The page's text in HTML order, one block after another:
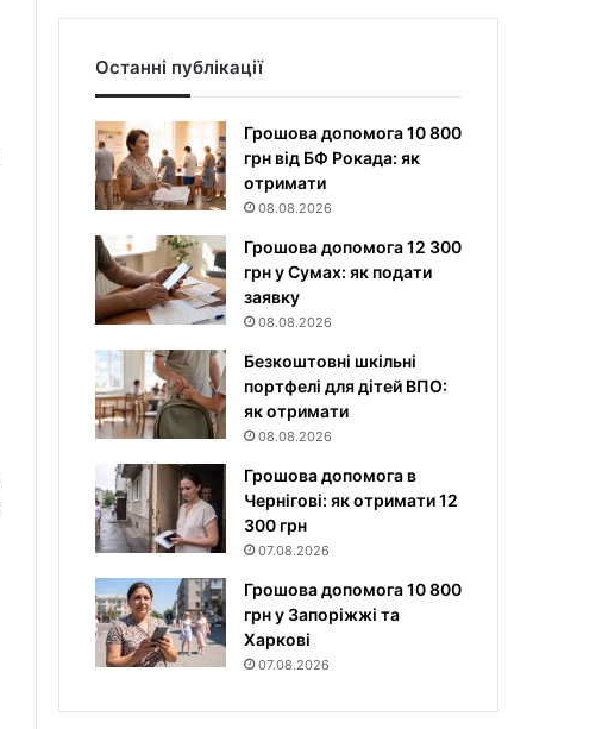
Останні публікації
Грошова допомога 10 800
грн від БФ Рокада: як
отримати
08.08.2026
Грошова допомога 12 300
грн у Сумах: як подати
заявку
08.08.2026
Безкоштовні шкільні
портфелі для дітей ВПО:
як отримати
08.08.2026
Грошова допомога в
Чернігові: як отримати 12
300 грн
07.08.2026
Грошова допомога 10 800
грн у Запоріжжі та
Харкові
07.08.2026